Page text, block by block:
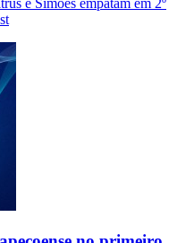
e Simões empatam em 2º